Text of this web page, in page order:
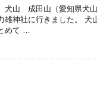
犬山 成田山（愛知県犬
雄神社に行きました。 犬
めて …